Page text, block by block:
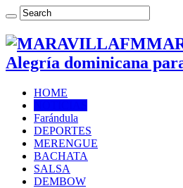
Alegría dominicana
HOME
Farándula
DEPORTES
MERENGUE
BACHATA
SALSA
DEMBOW